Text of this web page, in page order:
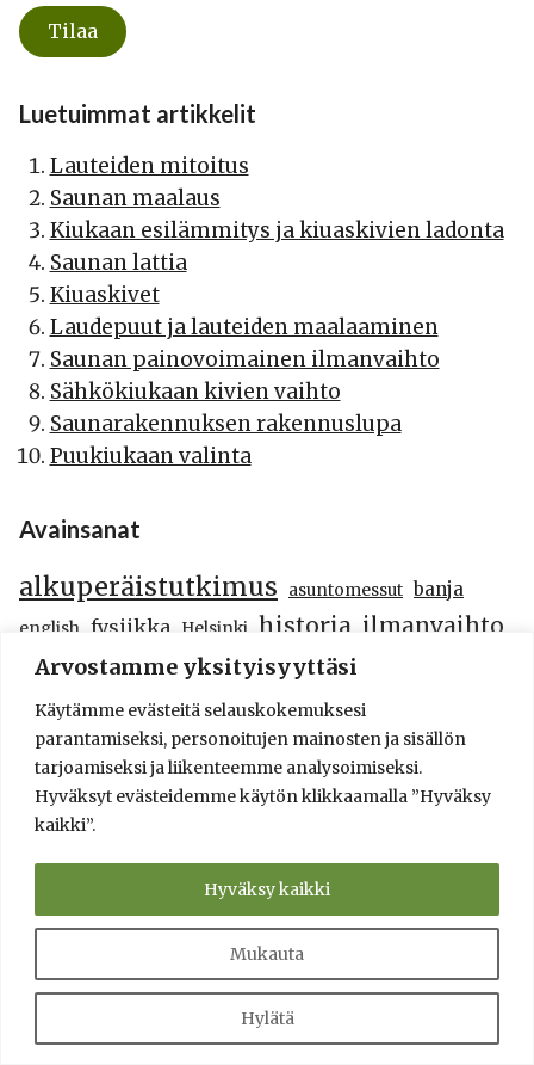
Arvostamme yksityisyyttäsi
Käytämme evästeitä selauskokemuksesi
parantamiseksi, personoitujen mainosten ja sisällön
tarjoamiseksi ja liikenteemme analysoimiseksi.
Hyväksyt evästeidemme käytön klikkaamalla ”Hyväksy
kaikki”.
Mukauta
Hylätä
Hyväksy kaikki
Luetuimmat artikkelit
Lauteiden mitoitus
Saunan maalaus
Kiukaan esilämmitys ja kiuaskivien ladonta
Saunan lattia
Kiuaskivet
Laudepuut ja lauteiden maalaaminen
Saunan painovoimainen ilmanvaihto
Sähkökiukaan kivien vaihto
Saunarakennuksen rakennuslupa
Puukiukaan valinta
Avainsanat
alkuperäistutkimus asuntomessut banja
english fysiikka Helsinki historia ilmanvaihto
kirja kirjat kiuas kiuaskivet kiuaskivi
näkyvyyttä_yhteistyökumppaneille
original research paloturvallisuus pienhiukkaset
pintakäsittely puukiuas päästöt savusauna
testit tutkimus
Turvalliset maksutavat - safe ways to pay